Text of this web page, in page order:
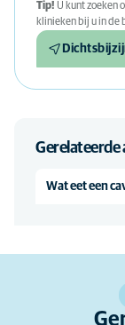
Tip! U kunt zoeken
klinieken bij u in de
Gerelateerde
Wat eet een